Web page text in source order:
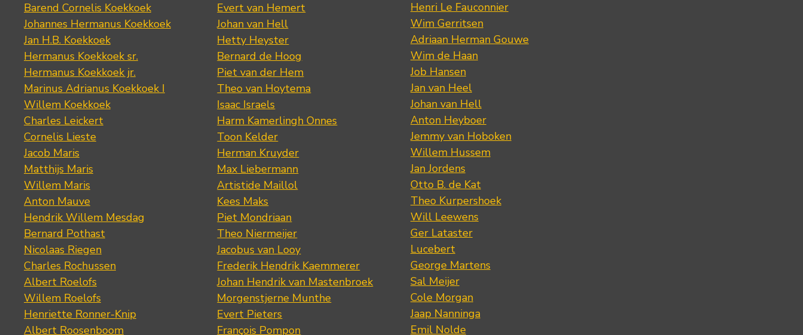
Barend Cornelis Koekkoek
Johannes Hermanus Koekkoek
Jan H.B. Koekkoek
Hermanus Koekkoek sr.
Hermanus Koekkoek jr.
Marinus Adrianus Koekkoek I
Willem Koekkoek
Charles Leickert
Cornelis Lieste
Jacob Maris
Matthijs Maris
Willem Maris
Anton Mauve
Hendrik Willem Mesdag
Bernard Pothast
Nicolaas Riegen
Charles Rochussen
Albert Roelofs
Willem Roelofs
Henriette Ronner-Knip
Albert Roosenboom
Evert van Hemert
Johan van Hell
Hetty Heyster
Bernard de Hoog
Piet van der Hem
Theo van Hoytema
Isaac Israels
Harm Kamerlingh Onnes
Toon Kelder
Herman Kruyder
Max Liebermann
Artistide Maillol
Kees Maks
Piet Mondriaan
Theo Niermeijer
Jacobus van Looy
Frederik Hendrik Kaemmerer
Johan Hendrik van Mastenbroek
Morgenstjerne Munthe
Evert Pieters
François Pompon
Henri Le Fauconnier
Wim Gerritsen
Adriaan Herman Gouwe
Wim de Haan
Job Hansen
Jan van Heel
Johan van Hell
Anton Heyboer
Jemmy van Hoboken
Willem Hussem
Jan Jordens
Otto B. de Kat
Theo Kurpershoek
Will Leewens
Ger Lataster
Lucebert
George Martens
Sal Meijer
Cole Morgan
Jaap Nanninga
Emil Nolde